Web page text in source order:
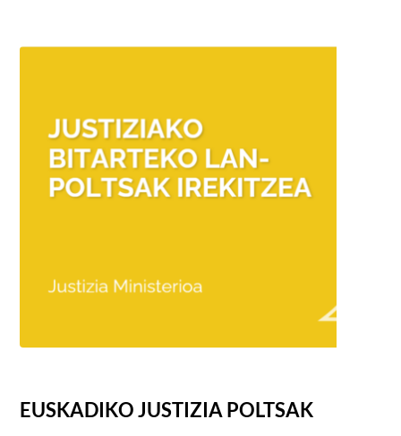
EUSKADIKO JUSTIZIA POLTSAK